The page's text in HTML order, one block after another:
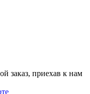
заказ, приехав к нам